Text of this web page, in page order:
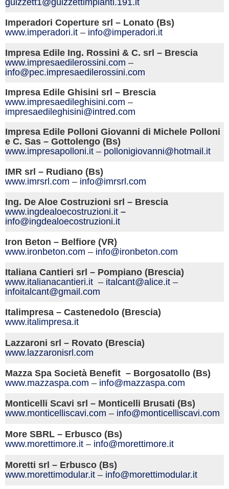
Imperadori Coperture srl – Lonato (Bs)
www.imperadori.it – info@imperadori.it
Impresa Edile Ing. Rossini & C. srl – Brescia
www.impresaedilerossini.com –
info@pec.impresaedilerossini.com
Impresa Edile Ghisini srl – Brescia
www.impresaedileghisini.com –
impresaedileghisini@intred.com
Impresa Edile Polloni Giovanni di Michele Polloni
e C. Sas – Gottolengo (Bs)
www.impresapolloni.it – pollonigiovanni@hotmail.it
IMR srl – Rudiano (Bs)
www.imrsrl.com – info@imrsrl.com
Ing. De Aloe Costruzioni srl – Brescia
www.ingdealoecostruzioni.it –
info@ingdealoecostruzioni.it
Iron Beton – Belfiore (VR)
www.ironbeton.com – info@ironbeton.com
Italiana Cantieri srl – Pompiano (Brescia)
www.italianacantieri.it – italcant@alice.it –
infoitalcant@gmail.com
Italimpresa – Castenedolo (Brescia)
www.italimpresa.it
Lazzaroni srl – Rovato (Brescia)
www.lazzaronisrl.com
Mazza Spa Società Benefit – Borgosatollo (Bs)
www.mazzaspa.com – info@mazzaspa.com
Monticelli Scavi srl – Monticelli Brusati (Bs)
www.monticelliscavi.com – info@monticelliscavi.com
More SBRL – Erbusco (Bs)
www.morettimore.it – info@morettimore.it
Moretti srl – Erbusco (Bs)
www.morettimodular.it – info@morettimodular.it